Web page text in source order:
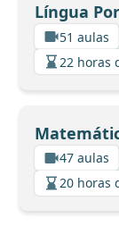
Língua
51 aulas
22 horas
47 aulas
20 horas